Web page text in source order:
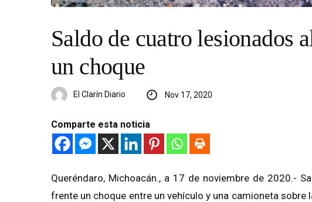
Saldo de cuatro lesionados
un choque
El Clarín Diario Nov 17, 2020
Comparte esta noticia
Queréndaro, Michoacán., a 17 de noviembre de 2020.-
frente un choque entre un vehículo y una camioneta